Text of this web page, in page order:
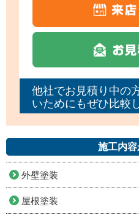
他社でお見積り中の
いためにもぜひ比較
施工内
外壁塗装
屋根塗装